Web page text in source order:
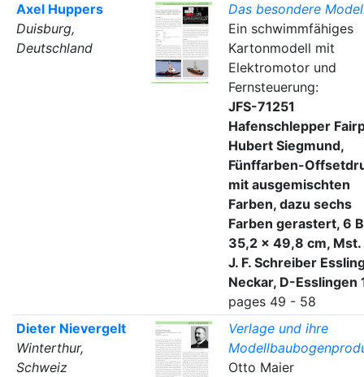
Axel Huppers
Duisburg,
Deutschland
Das besondere
Ein schwimmfähiges
Kartonmodell mit
Elektromotor und
Fernsteuerung:
JFS-71251
Hafenschlepper
Hubert Siegmund,
Fünffarben-
mit ausgemischten
Farben, dazu sechs
Farben gerastert, 6
35,2 × 49,8 cm, Mst.
J. F. Schreiber
Neckar, D-Esslingen
pages 49 - 58
Dieter Nievergelt
Winterthur,
Schweiz
Verlage und ihre
Otto Maier